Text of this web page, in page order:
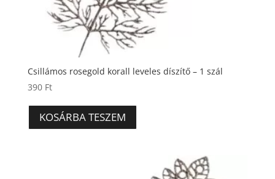
Csillámos rosegold korall leveles díszítő – 1 szál
390 Ft
KOSÁRBA TESZEM